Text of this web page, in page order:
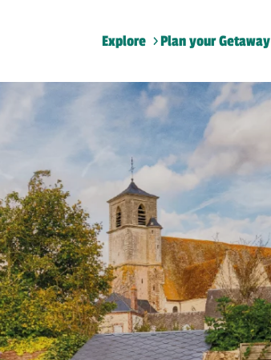
Explore Plan your Getaway